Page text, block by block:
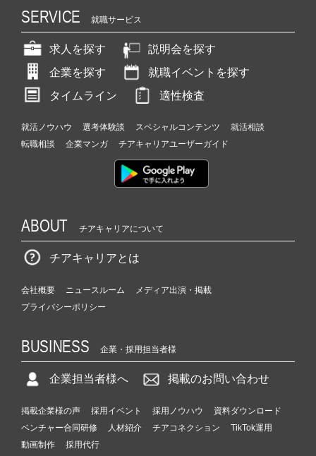
SERVICE 就職サービス
求人を探す
説明会を探す
企業を探す
就職イベントを探す
タイムライン
適性検査
就活ノウハウ 選考体験談 スペシャルコンテンツ
就活相談
転職相談
企業マンガ チアキャリアユーザーガイド
ABOUT チアキャリアについて
チアキャリアとは
会社概要 ニュースルーム
メディア出演・掲載
プライバシーポリシー
BUSINESS 企業・採用担当者様
企業担当者様へ 掲載のお問い合わせ
掲載企業様の声 採用イベント 採用ノウハウ
資料ダウンロード
ベンチャー合同研修
人材紹介 チアコネクション
TikTok運用
動画制作
採用代行